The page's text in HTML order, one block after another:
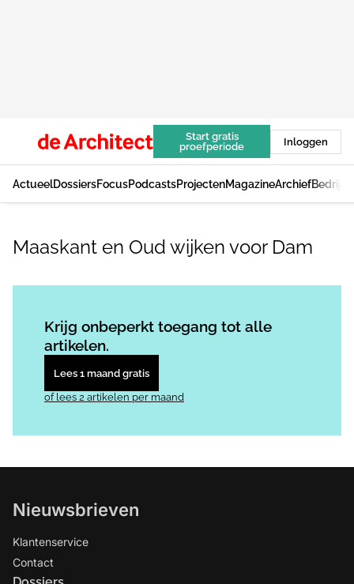
Start gratis
proefperiode
Inloggen
ActueelDossiersFocusPodcastsProjectenMagazineArchief
Maaskant en Oud wijken voor Dam
Krijg onbeperkt toegang tot alle
artikelen.
Lees 1 maand gratis
of lees 2 artikelen per maand
Nieuwsbrieven
Klantenservice
Contact